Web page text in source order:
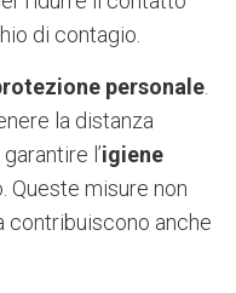
di contagio.
personale
la distanza
l’igiene
Queste misure non
contribuiscono anche